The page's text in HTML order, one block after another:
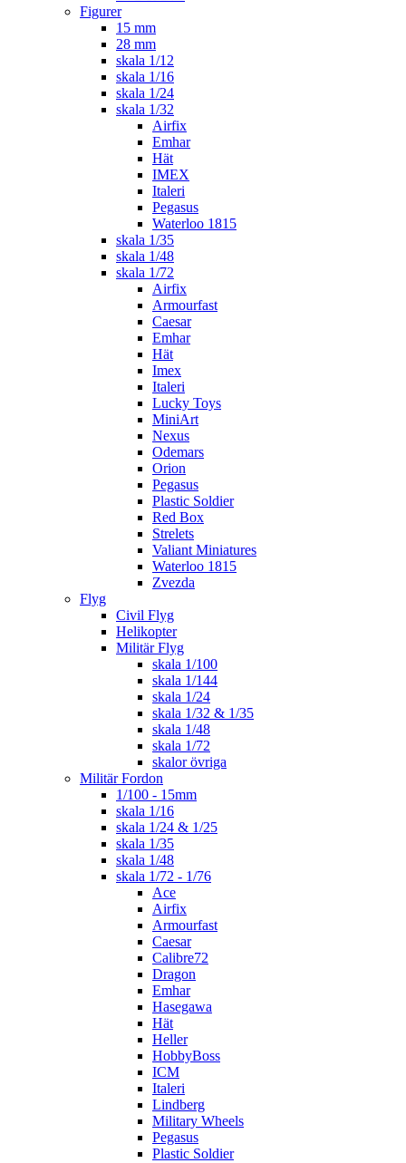
Figurer
15 mm
28 mm
skala 1/12
skala 1/16
skala 1/24
skala 1/32
Airfix
Emhar
Hät
IMEX
Italeri
Pegasus
Waterloo 1815
skala 1/35
skala 1/48
skala 1/72
Airfix
Armourfast
Caesar
Emhar
Hät
Imex
Italeri
Lucky Toys
MiniArt
Nexus
Odemars
Orion
Pegasus
Plastic Soldier
Red Box
Strelets
Valiant Miniatures
Waterloo 1815
Zvezda
Flyg
Civil Flyg
Helikopter
Militär Flyg
skala 1/100
skala 1/144
skala 1/24
skala 1/32 & 1/35
skala 1/48
skala 1/72
skalor övriga
Militär Fordon
1/100 - 15mm
skala 1/16
skala 1/24 & 1/25
skala 1/35
skala 1/48
skala 1/72 - 1/76
Ace
Airfix
Armourfast
Caesar
Calibre72
Dragon
Emhar
Hasegawa
Hät
Heller
HobbyBoss
ICM
Italeri
Lindberg
Military Wheels
Pegasus
Plastic Soldier